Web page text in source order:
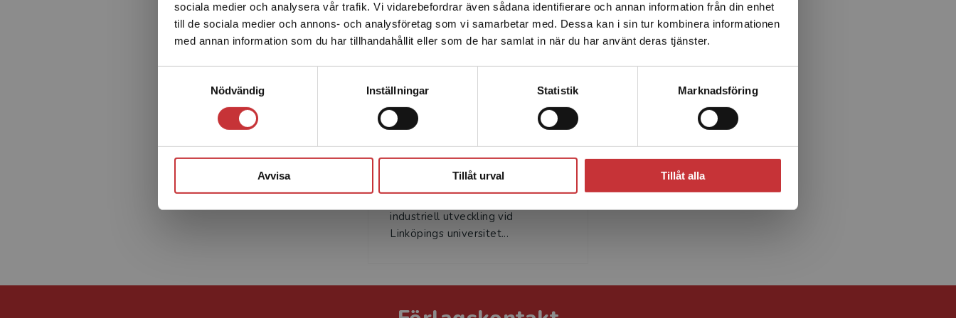
sociala medier och analysera vår trafik. Vi vidarebefordrar även sådana identifierare och annan information från din enhet
till de sociala medier och annons- och analysföretag som vi samarbetar med. Dessa kan i sin tur kombinera informationen
med annan information som du har tillhandahållit eller som de har samlat in när du har använt deras tjänster.
Nödvändig
Inställningar Statistik Marknadsföring
Avvisa Tillåt urval Tillåt alla
enhet utanför Sverige. Vi erbjuder inte leveranser utanför
Sverige. För att kunna slutföra ett köp måste
leveransadressen vara i Sverige.Läs mer
Veronica Lindström
Veronica Lindström är
produktionsekonomi vid
industriell utveckling vid
Linköpings universitet...